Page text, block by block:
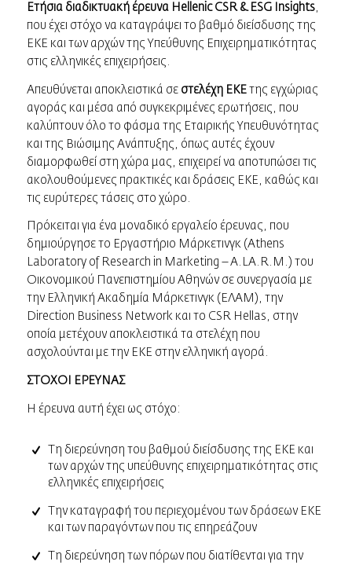
Ετήσια διαδικτυακή έρευνα Hellenic CSR & ESG Insights,
που έχει στόχο να καταγράψει το βαθμό διείσδυσης της
ΕΚΕ και των αρχών της Υπεύθυνης Επιχειρηματικότητας
στις ελληνικές επιχειρήσεις.
Απευθύνεται αποκλειστικά σε στελέχη ΕΚΕτης εγχώριας
αγοράς και μέσα από συγκεκριμένες ερωτήσεις, που
καλύπτουν όλο το φάσμα της Εταιρικής Υπευθυνότητας
και της Βιώσιμης Ανάπτυξης, όπως αυτές έχουν
διαμορφωθεί στη χώρα μας, επιχειρεί να αποτυπώσει τις
ακολουθούμενες πρακτικές και δράσεις ΕΚΕ, καθώς και
τις ευρύτερες τάσεις στο χώρο.
Πρόκειται για ένα μοναδικό εργαλείο έρευνας, που
δημιούργησε το Εργαστήριο Μάρκετινγκ (Athens
Laboratory of Research in Marketing – A.LA.R.M.) του
Οικονομικού Πανεπιστημίου Αθηνών σε συνεργασία με
την Ελληνική Ακαδημία Μάρκετινγκ (ΕΛΑΜ), την
Direction Business Network και το CSR Hellas, στην
οποία μετέχουν αποκλειστικά τα στελέχη που
ασχολούνται με την ΕΚΕ στην ελληνική αγορά.
ΣΤΟΧΟΙ ΕΡΕΥΝΑΣ
Η έρευνα αυτή έχει ως στόχο:
Τη διερεύνηση του βαθμού διείσδυσης της ΕΚΕ και
των αρχών της υπεύθυνης επιχειρηματικότητας στις
ελληνικές επιχειρήσεις
Την καταγραφή του περιεχομένου των δράσεων ΕΚΕ
και των παραγόντων που τις επηρεάζουν
Τη διερεύνηση των πόρων που διατίθενται για την